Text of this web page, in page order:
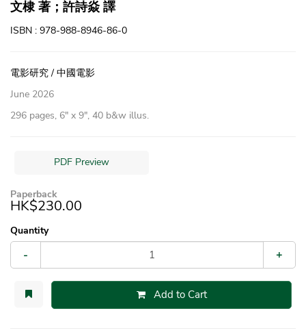
文棣 著；許詩焱 譯
ISBN : 978-988-8946-86-0
電影研究 / 中國電影
June 2026
296 pages, 6″ x 9″, 40 b&w illus.
PDF Preview
Paperback
HK$230.00
Quantity
- +
Add to Cart